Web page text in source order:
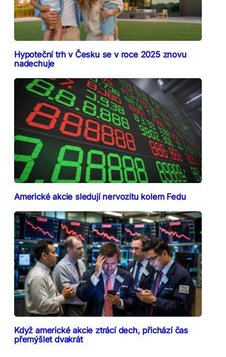
Hypoteční trh v Česku se v roce 2025 znovu
nadechuje
Americké akcie sledují nervozitu kolem Fedu
Když americké akcie ztrácí dech, přichází čas
přemýšlet dvakrát